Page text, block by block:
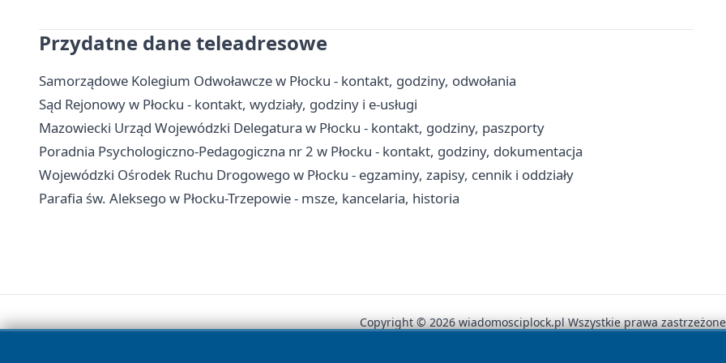
Przydatne dane teleadresowe
Samorządowe Kolegium Odwoławcze w Płocku - kontakt, godziny, odwołania
Sąd Rejonowy w Płocku - kontakt, wydziały, godziny i e-usługi
Mazowiecki Urząd Wojewódzki Delegatura w Płocku - kontakt, godziny, paszporty
Poradnia Psychologiczno-Pedagogiczna nr 2 w Płocku - kontakt, godziny, dokumentacja
Wojewódzki Ośrodek Ruchu Drogowego w Płocku - egzaminy, zapisy, cennik i oddziały
Parafia św. Aleksego w Płocku-Trzepowie - msze, kancelaria, historia
Copyright © 2026 wiadomosciplock.pl Wszystkie prawa